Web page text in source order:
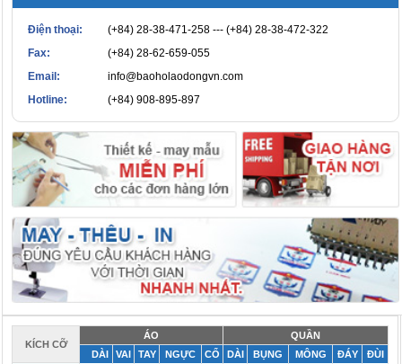
Điện thoại:
(+84) 28-38-471-258 --- (+84) 28-38-472-322
Fax:
(+84) 28-62-659-055
Email:
info@baoholaodongvn.com
Hotline:
(+84) 908-895-897
KÍCH CỠ
ÁO
QUẦN
DÀI
VAI TAY NGỰC CỔ DÀI BỤNG MÔNG ĐÁY
ĐÙI